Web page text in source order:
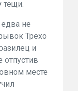
тещи.
не
Трехо
и
отпустив
месте